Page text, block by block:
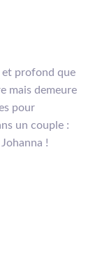
profond que
mais demeure
pour
un couple :
!